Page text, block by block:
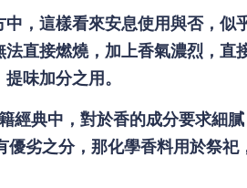
，這樣看來安息使用與否，似
直接燃燒，加上香氣濃烈，直
提味加分之用。
經典中，對於香的成分要求細
劣之分，那化學香料用於祭祀